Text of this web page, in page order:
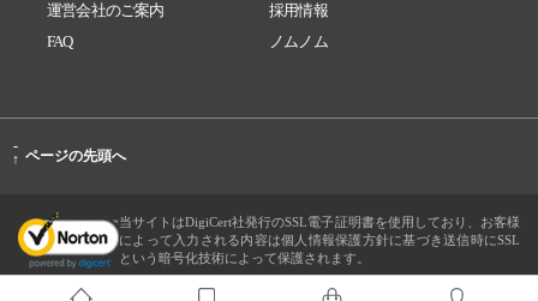
運営会社のご案内
採用情報
FAQ
ノムノム
-
↑ ページの先頭へ
当サイトはDigiCert社発行のSSL電子証明書を使用しており、お客様
によって入力される内容は個人情報保護方針に基づき送信時にSSL
という暗号化技術によって保護されます。